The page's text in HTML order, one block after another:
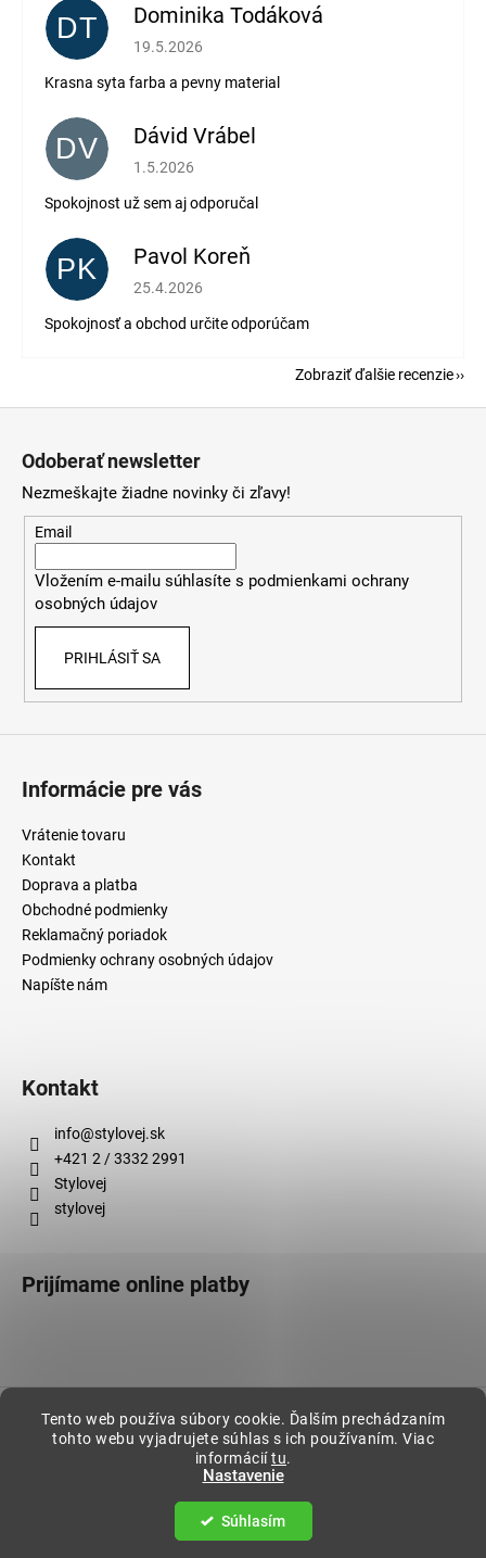
Tento web používa súbory cookie. Ďalším prechádzaním
tohto webu vyjadrujete súhlas s ich používaním. Viac
informáciítu.
Nastavenie
Súhlasím
DT Dominika Todáková
Hodnotenie obchodu je 5 z 5 hviezdičiek.
19.5.2026
Krasna syta farba a pevny material
DV Dávid Vrábel
Hodnotenie obchodu je 5 z 5 hviezdičiek.
1.5.2026
Spokojnost už sem aj odporučal
PK Pavol Koreň
Hodnotenie obchodu je 5 z 5 hviezdičiek.
25.4.2026
Spokojnosť a obchod určite odporúčam
Zobraziť ďalšie recenzie
Odoberať newsletter
Nezmeškajte žiadne novinky či zľavy!
Email
Vložením e-mailu súhlasíte s podmienkami ochrany
osobných údajov
PRIHLÁSIŤ SA
Informácie pre vás
Vrátenie tovaru
Kontakt
Doprava a platba
Obchodné podmienky
Reklamačný poriadok
Podmienky ochrany osobných údajov
Napíšte nám
Kontakt
info@stylovej.sk
+421 2 / 3332 2991
Stylovej
stylovej
Prijímame online platby
Vytvoril Shoptet
Copyright 2026Stylovej . Všetky práva vyhradené.